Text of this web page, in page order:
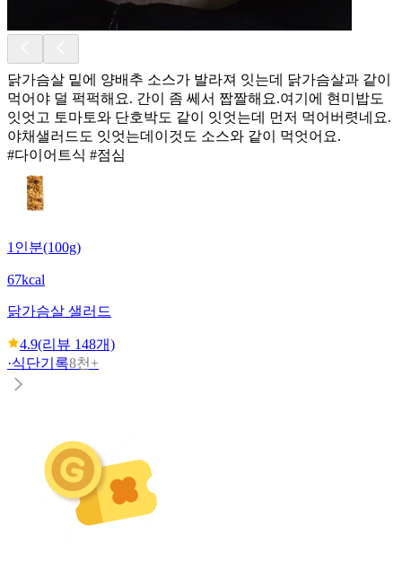
닭가슴살 밑에 양배추 소스가 발라져 잇는데 닭가슴살과 같이
먹어야 덜 퍽퍽해요. 간이 좀 쎄서 짭짤해요.여기에 현미밥도
잇엇고 토마토와 단호박도 같이 잇엇는데 먼저 먹어버렷네요.
야채샐러드도 잇엇는데이것도 소스와 같이 먹엇어요.
#다이어트식 #점심
1인분(100g)
67kcal
닭가슴살 샐러드
4.9(리뷰 148개)
·식단기록8천+